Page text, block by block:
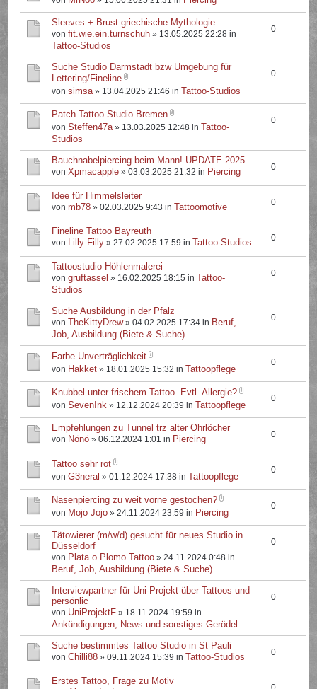
Sleeves + Brust griechische Mythologie
vonfit.wie.ein.turnschuh » 13.05.2025 22:28 in
Tattoo-Studios
0
Suche Studio Darmstadt bzw Umgebung für
Lettering/Fineline
vonsimsa» 13.04.2025 21:46 in Tattoo-Studios
0
Patch Tattoo Studio Bremen
vonSteffen47a» 13.03.2025 12:48 in Tattoo-
Studios
0
Bauchnabelpiercing beim Mann! UPDATE 2025
vonXpmacapple » 03.03.2025 21:32 in Piercing 0
Idee für Himmelsleiter
vonmb78 » 02.03.2025 9:43 in Tattoomotive 0
Fineline Tattoo Bayreuth
von Lilly Filly » 27.02.2025 17:59 in Tattoo-Studios 0
Tattoostudio Höhlenmalerei
vongruftassel » 16.02.2025 18:15 in Tattoo-
Studios
0
Suche Ausbildung in der Pfalz
von TheKittyDrew» 04.02.2025 17:34 in Beruf,
Job, Ausbildung (Biete & Suche)
0
Farbe Unverträglichkeit
von Hakket » 18.01.2025 15:32 in Tattoopflege
0
Knubbel unter frischem Tattoo. Evtl. Allergie?
vonSevenInk » 12.12.2024 20:39 in Tattoopflege
0
Empfehlungen zu Tunnel trz alter Ohrlöcher
von Nönö » 06.12.2024 1:01 in Piercing 0
Tattoo sehr rot
vonG3neral » 01.12.2024 17:38 in Tattoopflege
0
Nasenpiercing zu weit vorne gestochen?
von Mojo Jojo » 24.11.2024 23:59 in Piercing
0
Tätowierer (m/w/d) gesucht für neues Studio in
Düsseldorf
von Plata o Plomo Tattoo » 24.11.2024 0:48 in
Beruf, Job, Ausbildung (Biete & Suche)
0
Interviewpartner für Uni-Projekt über Tattoos und
persönlic
von UniProjektF » 18.11.2024 19:59 in
Ankündigungen, News und sonstiges Gerödel...
0
Suche bestimmtes Tattoo Studio in St Pauli
vonChilli88 » 09.11.2024 15:39 in Tattoo-Studios 0
Erstes Tattoo, Frage zu Motiv